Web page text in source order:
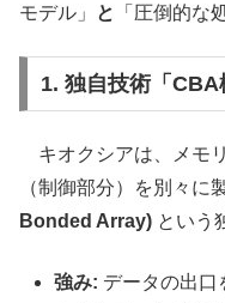
モデル」
と 「圧倒的な
1. 独自技術「
キオクシアは、メモ
（制御部分）を別々に
Bonded Array) という
強み: データの出口